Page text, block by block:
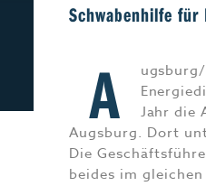
Schwabenhilfe
A
Jahr die
Augsburg. Dort
Die
beides im gleichen